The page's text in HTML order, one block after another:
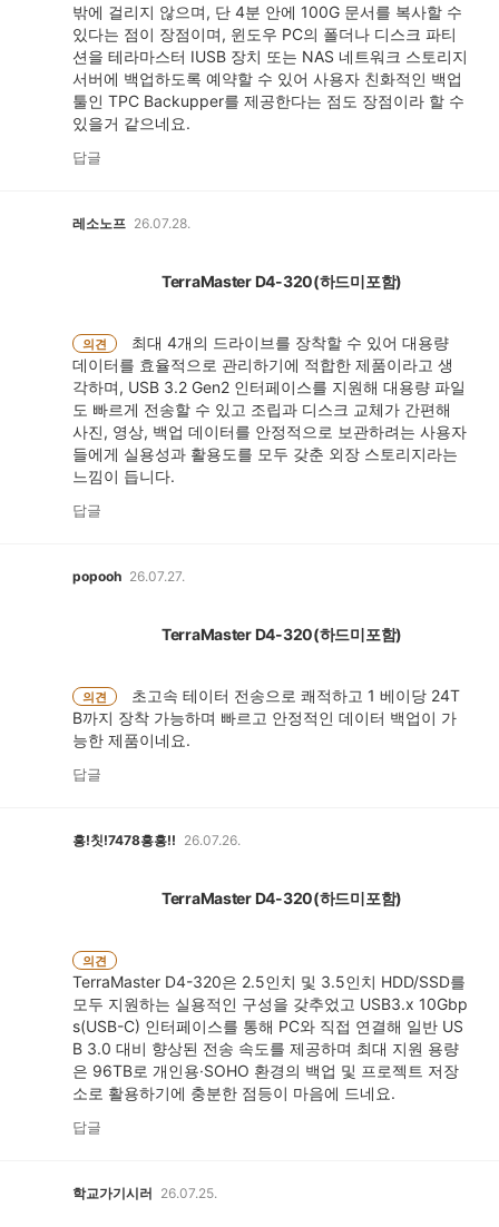
밖에 걸리지 않으며, 단 4분 안에 100G 문서를 복사할 수
있다는 점이 장점이며, 윈도우 PC의 폴더나 디스크 파티
션을 테라마스터 IUSB 장치 또는 NAS 네트워크 스토리지
서버에 백업하도록 예약할 수 있어 사용자 친화적인 백업
툴인 TPC Backupper를 제공한다는 점도 장점이라 할 수
있을거 같으네요.
답글
레소노프 26.07.28.
TerraMaster D4-320(하드미포함)
의견
최대 4개의 드라이브를 장착할 수 있어 대용량
데이터를 효율적으로 관리하기에 적합한 제품이라고 생
각하며, USB 3.2 Gen2 인터페이스를 지원해 대용량 파일
도 빠르게 전송할 수 있고 조립과 디스크 교체가 간편해
사진, 영상, 백업 데이터를 안정적으로 보관하려는 사용자
들에게 실용성과 활용도를 모두 갖춘 외장 스토리지라는
느낌이 듭니다.
답글
popooh 26.07.27.
TerraMaster D4-320(하드미포함)
의견
초고속 테이터 전송으로 쾌적하고 1 베이당 24T
B까지 장착 가능하며 빠르고 안정적인 데이터 백업이 가
능한 제품이네요.
답글
흥!칫!7478흥흥!! 26.07.26.
TerraMaster D4-320(하드미포함)
의견
TerraMaster D4-320은 2.5인치 및 3.5인치 HDD/SSD를
모두 지원하는 실용적인 구성을 갖추었고 USB3.x 10Gbp
s(USB-C) 인터페이스를 통해 PC와 직접 연결해 일반 US
B 3.0 대비 향상된 전송 속도를 제공하며 최대 지원 용량
은 96TB로 개인용·SOHO 환경의 백업 및 프로젝트 저장
소로 활용하기에 충분한 점등이 마음에 드네요.
답글
학교가기시러 26.07.25.